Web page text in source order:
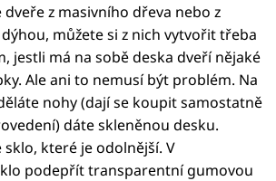
z masivního dřeva nebo z
můžete si z nich vytvořit třeba
jestli má na sobě deska dveří nějaké
Ale ani to nemusí být problém. Na
nohy (dají se koupit samostatně
dáte skleněnou desku.
sklo, které je odolnější. V
podepřít transparentní gumovou